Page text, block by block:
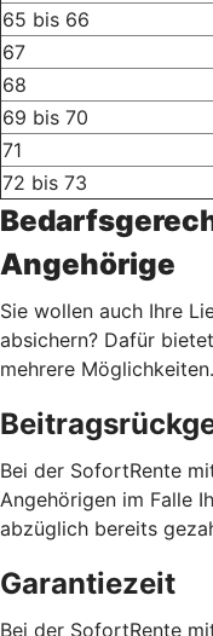
65 bis 66
67
68
69 bis 70
71
72 bis 73
Angehörige
Sie wollen auch Ihre
absichern? Dafür
mehrere Möglichkeiten.
Bei der SofortRente
Angehörigen im Falle
abzüglich bereits
Garantiezeit
Bei der SofortRente